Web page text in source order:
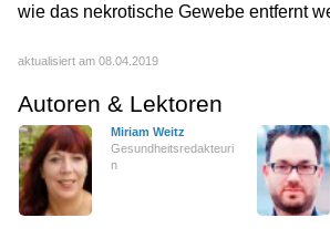
wie das nekrotische Gewebe entfernt
aktualisiert am 08.04.2019
Autoren & Lektoren
Miriam Weitz
Gesundheitsredakteuri
n